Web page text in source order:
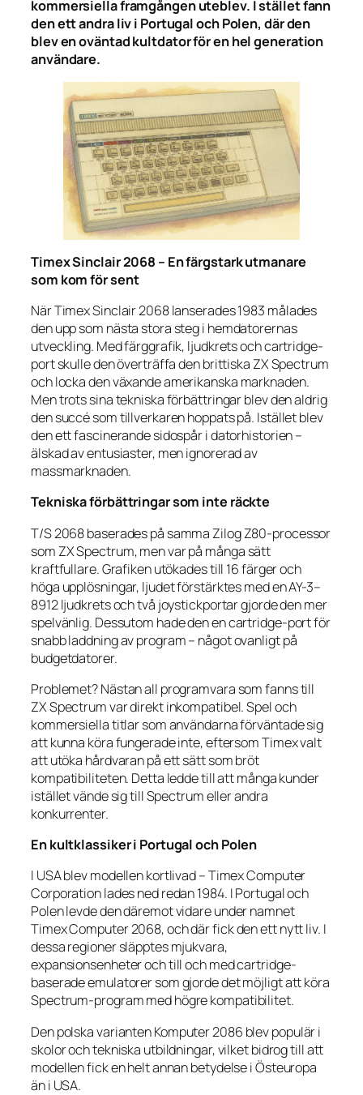
kommersiella framgången uteblev. I stället fann
den ett andra liv i Portugal och Polen, där den
blev en oväntad kultdator för en hel generation
användare.
Timex Sinclair 2068 – En färgstark utmanare
som kom för sent
När Timex Sinclair 2068 lanserades 1983 målades
den upp som nästa stora steg i hemdatorernas
utveckling. Med färggrafik, ljudkrets och cartridge-
port skulle den överträffa den brittiska ZX Spectrum
och locka den växande amerikanska marknaden.
Men trots sina tekniska förbättringar blev den aldrig
den succé som tillverkaren hoppats på. Istället blev
den ett fascinerande sidospår i datorhistorien –
älskad av entusiaster, men ignorerad av
massmarknaden.
Tekniska förbättringar som inte räckte
T/S 2068 baserades på samma Zilog Z80-processor
som ZX Spectrum, men var på många sätt
kraftfullare. Grafiken utökades till 16 färger och
höga upplösningar, ljudet förstärktes med en AY-3–
8912 ljudkrets och två joystickportar gjorde den mer
spelvänlig. Dessutom hade den en cartridge-port för
snabb laddning av program – något ovanligt på
budgetdatorer.
Problemet? Nästan all programvara som fanns till
ZX Spectrum var direkt inkompatibel. Spel och
kommersiella titlar som användarna förväntade sig
att kunna köra fungerade inte, eftersom Timex valt
att utöka hårdvaran på ett sätt som bröt
kompatibiliteten. Detta ledde till att många kunder
istället vände sig till Spectrum eller andra
konkurrenter.
En kultklassiker i Portugal och Polen
I USA blev modellen kortlivad – Timex Computer
Corporation lades ned redan 1984. I Portugal och
Polen levde den däremot vidare under namnet
Timex Computer 2068, och där fick den ett nytt liv. I
dessa regioner släpptes mjukvara,
expansionsenheter och till och med cartridge-
baserade emulatorer som gjorde det möjligt att köra
Spectrum-program med högre kompatibilitet.
Den polska variantenKomputer 2086 blev populär i
skolor och tekniska utbildningar, vilket bidrog till att
modellen fick en helt annan betydelse i Östeuropa
än i USA.